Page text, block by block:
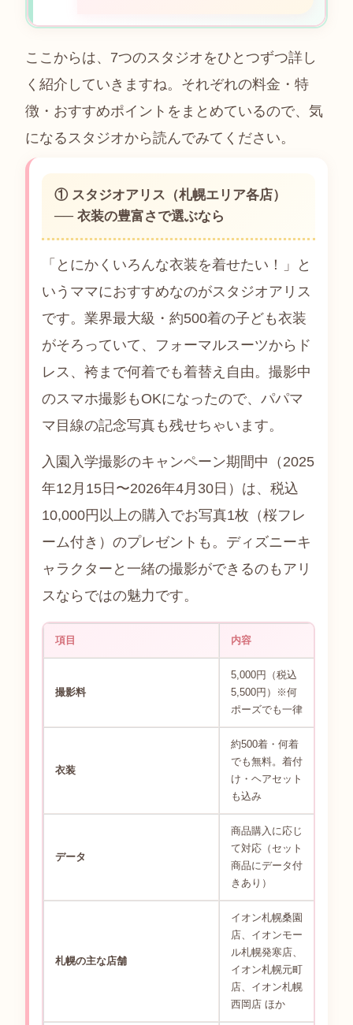
ここからは、7つのスタジオをひとつずつ詳し
く紹介していきますね。それぞれの料金・特
徴・おすすめポイントをまとめているので、気
になるスタジオから読んでみてください。
① スタジオアリス（札幌エリア各店）
── 衣装の豊富さで選ぶなら
「とにかくいろんな衣装を着せたい！」と
いうママにおすすめなのがスタジオアリス
です。業界最大級・約500着の子ども衣装
がそろっていて、フォーマルスーツからド
レス、袴まで何着でも着替え自由。撮影中
のスマホ撮影もOKになったので、パパマ
マ目線の記念写真も残せちゃいます。
入園入学撮影のキャンペーン期間中（2025
年12月15日〜2026年4月30日）は、税込
10,000円以上の購入でお写真1枚（桜フレ
ーム付き）のプレゼントも。ディズニーキ
ャラクターと一緒の撮影ができるのもアリ
スならではの魅力です。
項目 内容
撮影料
5,000円（税込
5,500円）※何
ポーズでも一律
衣装
約500着・何着
でも無料。着付
け・ヘアセット
も込み
データ
商品購入に応じ
て対応（セット
商品にデータ付
きあり）
札幌の主な店舗
イオン札幌桑園
店、イオンモー
ル札幌発寒店、
イオン札幌元町
店、イオン札幌
西岡店 ほか